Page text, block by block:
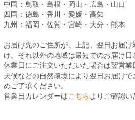
中国：鳥取・島根・岡山・広島・山口
四国：徳島・香川・愛媛・高知
九州：福岡・佐賀・宮崎・大分・熊本
お届け先のご住所が、上記、翌日お届
け。それ以外の地域は最短でのお届け
休業日にご注文いただいた場合は翌営業
天候などの自然環境により翌日お届け
めご了承ください。
営業日カレンダーはこちらよりご確認い